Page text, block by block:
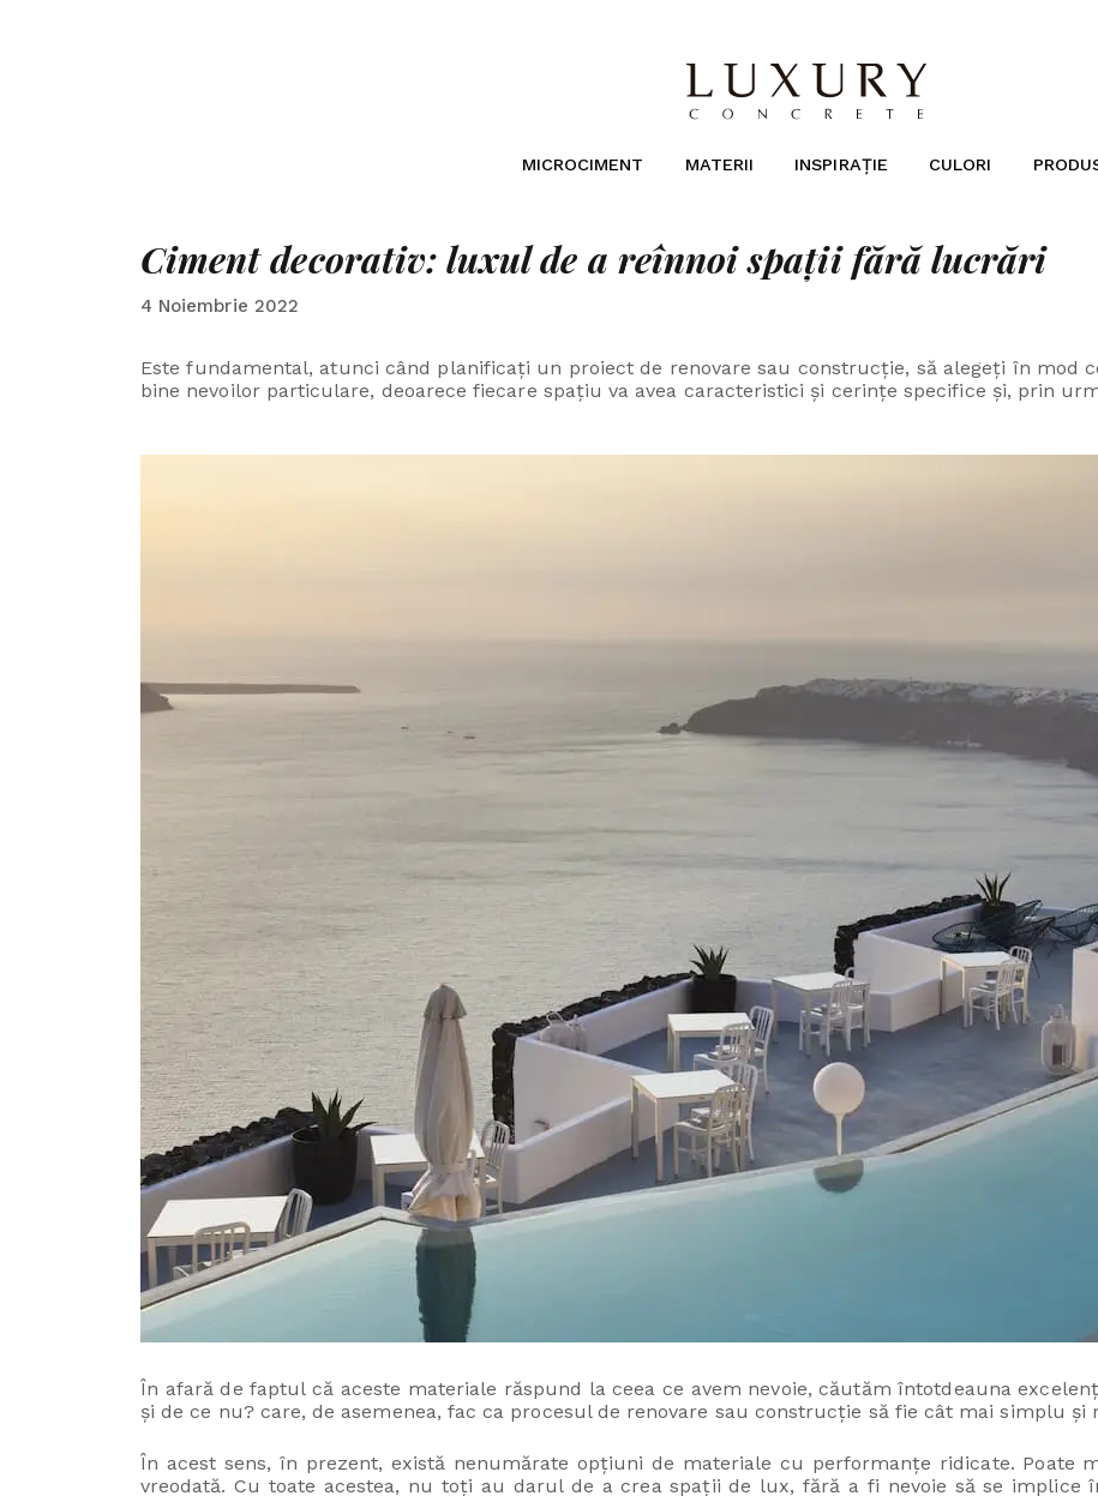
MICROCIMENT MATERII INSPIRAȚIE CULORI
Ciment decorativ: luxul de a reînnoi spații fără lucrări
4 Noiembrie 2022
Este fundamental, atunci când planificați un proiect de renovare sau construcție, să alegeți în mod
bine nevoilor particulare, deoarece fiecare spațiu va avea caracteristici și cerințe specifice și, prin
În afară de faptul că aceste materiale răspund la ceea ce avem nevoie, căutăm întotdeauna
și de ce nu? care, de asemenea, fac ca procesul de renovare sau construcție să fie cât mai simplu și
În acest sens, în prezent, există nenumărate opțiuni de materiale cu performanțe ridicate.
vreodată. Cu toate acestea, nu toți au darul de a crea spații de lux, fără a fi nevoie să se